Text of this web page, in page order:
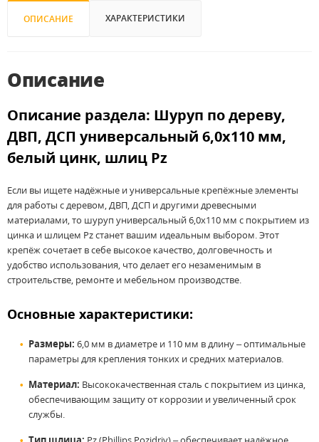
ОПИСАНИЕ ХАРАКТЕРИСТИКИ
Описание
Описание раздела: Шуруп по дереву,
ДВП, ДСП универсальный 6,0x110 мм,
белый цинк, шлиц Pz
Если вы ищете надёжные и универсальные крепёжные элементы
для работы с деревом, ДВП, ДСП и другими древесными
материалами, то шуруп универсальный 6,0x110 мм с покрытием из
цинка и шлицем Pz станет вашим идеальным выбором. Этот
крепёж сочетает в себе высокое качество, долговечность и
удобство использования, что делает его незаменимым в
строительстве, ремонте и мебельном производстве.
Основные характеристики:
Размеры: 6,0 мм в диаметре и 110 мм в длину – оптимальные
параметры для крепления тонких и средних материалов.
Материал: Высококачественная сталь с покрытием из цинка,
обеспечивающим защиту от коррозии и увеличенный срок
службы.